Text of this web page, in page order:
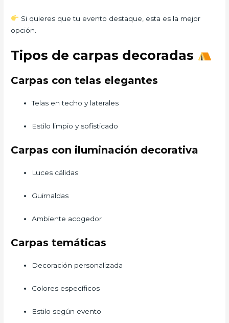
Si quieres que tu evento destaque, esta es la mejor
opción.
Tipos de carpas decoradas
Carpas con telas elegantes
Telas en techo y laterales
Estilo limpio y sofisticado
Carpas con iluminación decorativa
Luces cálidas
Guirnaldas
Ambiente acogedor
Carpas temáticas
Decoración personalizada
Colores específicos
Estilo según evento